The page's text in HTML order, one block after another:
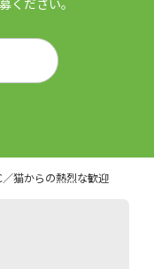
ください。
／猫からの熱烈な歓迎